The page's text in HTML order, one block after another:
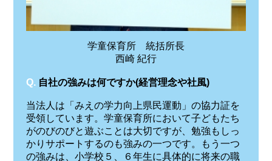
学童保育所 統括所長
西崎 紀行
Q. 自社の強みは何ですか(経営理念や社風)
当法人は「みえの学力向上県民運動」の協力証を
受領しています。学童保育所において子どもたち
がのびのびと遊ぶことは大切ですが、勉強もしっ
かりサポートするのも強みの一つです。もう一つ
の強みは、小学校５、６年生に具体的に将来の職